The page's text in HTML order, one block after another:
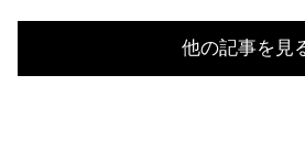
他の記事を見